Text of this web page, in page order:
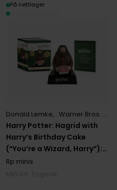
Harry Potter: Hagrid with
Harry’s Birthday Cake
(“You’re a Wizard, Harry”):
With Sound!
Donald Lemke, . Warner Bros. Consumer Products Inc.
Rp minis
På nettlager